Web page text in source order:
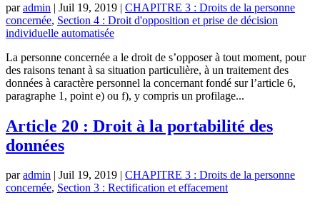
paradmin | Juil 19, 2019 | CHAPITRE 3 : Droits de la personne
concernée, Section 4 : Droit d'opposition et prise de décision
individuelle automatisée
La personne concernée a le droit de s’opposer à tout moment, pour
des raisons tenant à sa situation particulière, à un traitement des
données à caractère personnel la concernant fondé sur l’article 6,
paragraphe 1, point e) ou f), y compris un profilage...
Article 20 : Droit à la portabilité des
données
paradmin | Juil 19, 2019 | CHAPITRE 3 : Droits de la personne
concernée, Section 3 : Rectification et effacement